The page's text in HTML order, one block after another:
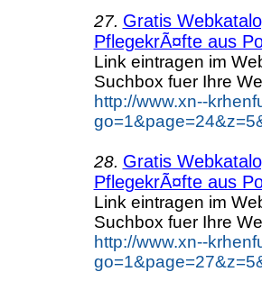
27. Gratis
PflegekrÃ¤fte aus
Link eintragen im
Suchbox fuer Ihre
http://www.xn--
28. Gratis
PflegekrÃ¤fte aus
Link eintragen im
Suchbox fuer Ihre
http://www.xn--